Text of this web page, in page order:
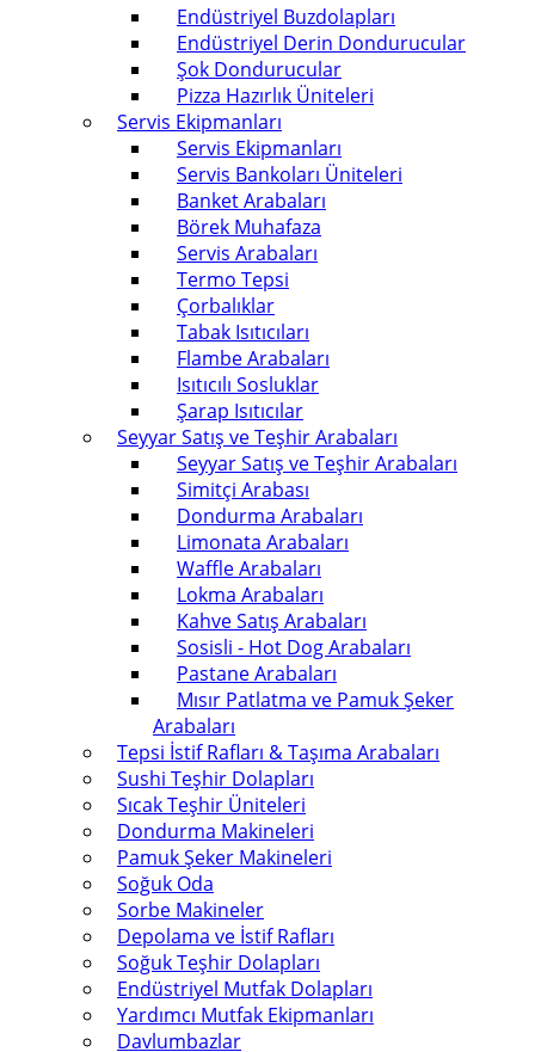
Endüstriyel Buzdolapları
Endüstriyel Derin Dondurucular
Şok Dondurucular
Pizza Hazırlık Üniteleri
Servis Ekipmanları
Servis Ekipmanları
Servis Bankoları Üniteleri
Banket Arabaları
Börek Muhafaza
Servis Arabaları
Termo Tepsi
Çorbalıklar
Tabak Isıtıcıları
Flambe Arabaları
Isıtıcılı Sosluklar
Şarap Isıtıcılar
Seyyar Satış ve Teşhir Arabaları
Seyyar Satış ve Teşhir Arabaları
Simitçi Arabası
Dondurma Arabaları
Limonata Arabaları
Waffle Arabaları
Lokma Arabaları
Kahve Satış Arabaları
Sosisli - Hot Dog Arabaları
Pastane Arabaları
Mısır Patlatma ve Pamuk Şeker
Arabaları
Tepsi İstif Rafları & Taşıma Arabaları
Sushi Teşhir Dolapları
Sıcak Teşhir Üniteleri
Dondurma Makineleri
Pamuk Şeker Makineleri
Soğuk Oda
Sorbe Makineler
Depolama ve İstif Rafları
Soğuk Teşhir Dolapları
Endüstriyel Mutfak Dolapları
Yardımcı Mutfak Ekipmanları
Davlumbazlar